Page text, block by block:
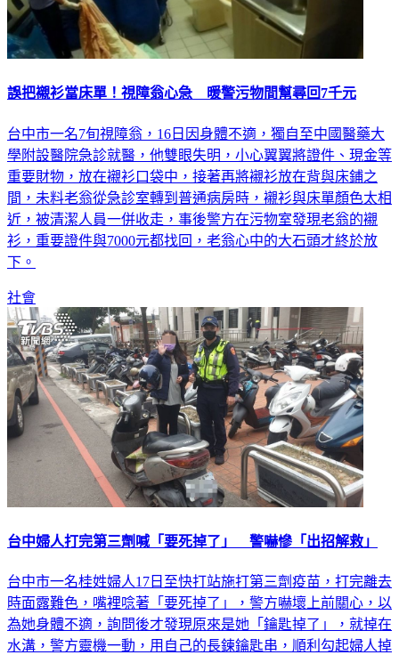
誤把襯衫當床單！視障翁心急 暖警污物間幫尋回7千元
台中市一名7旬視障翁，16日因身體不適，獨自至中國醫藥大
學附設醫院急診就醫，他雙眼失明，小心翼翼將證件、現金等
重要財物，放在襯衫口袋中，接著再將襯衫放在背與床鋪之
間，未料老翁從急診室轉到普通病房時，襯衫與床單顏色太相
近，被清潔人員一併收走，事後警方在污物室發現老翁的襯
衫，重要證件與7000元都找回，老翁心中的大石頭才終於放
下。
社會
台中婦人打完第三劑喊「要死掉了」 警嚇慘「出招解救」
台中市一名桂姓婦人17日至快打站施打第三劑疫苗，打完離去
時面露難色，嘴裡唸著「要死掉了」，警方嚇壞上前關心，以
為她身體不適，詢問後才發現原來是她「鑰匙掉了」，就掉在
水溝，警方靈機一動，用自己的長鍊鑰匙串，順利勾起婦人掉